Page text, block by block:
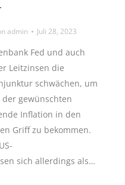
admin Juli 28, 2023
Fed und auch
Leitzinsen die
schwächen, um
gewünschten
Inflation in den
Griff zu bekommen.
sich allerdings als…